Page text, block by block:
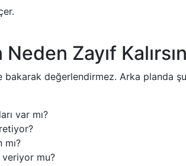
Zayıf
bakarak değerlendirmez. Arka planda
var mı?
mu?